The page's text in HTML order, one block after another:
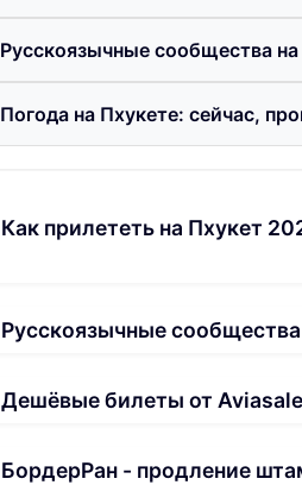
Русскоязычные сообщества
Погода на Пхукете: сейчас,
Как прилететь на Пхукет
Русскоязычные сообщества
Дешёвые билеты от
БордерРан - продление